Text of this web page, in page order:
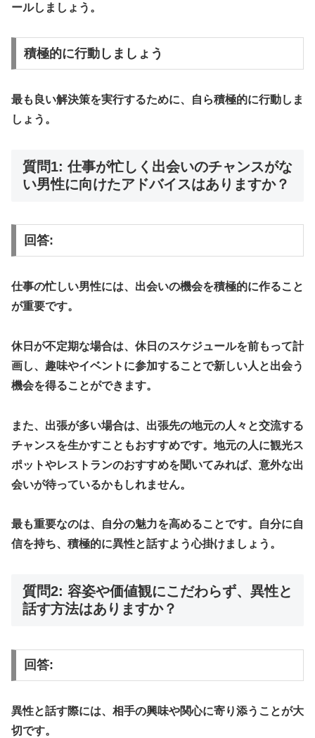
ールしましょう。
積極的に行動しましょう
最も良い解決策を実行するために、自ら積極的に行動しま
しょう。
質問1: 仕事が忙しく出会いのチャンスがな
い男性に向けたアドバイスはありますか？
回答:
仕事の忙しい男性には、出会いの機会を積極的に作ること
が重要です。
休日が不定期な場合は、休日のスケジュールを前もって計
画し、趣味やイベントに参加することで新しい人と出会う
機会を得ることができます。
また、出張が多い場合は、出張先の地元の人々と交流する
チャンスを生かすこともおすすめです。地元の人に観光ス
ポットやレストランのおすすめを聞いてみれば、意外な出
会いが待っているかもしれません。
最も重要なのは、自分の魅力を高めることです。自分に自
信を持ち、積極的に異性と話すよう心掛けましょう。
質問2: 容姿や価値観にこだわらず、異性と
話す方法はありますか？
回答:
異性と話す際には、相手の興味や関心に寄り添うことが大
切です。